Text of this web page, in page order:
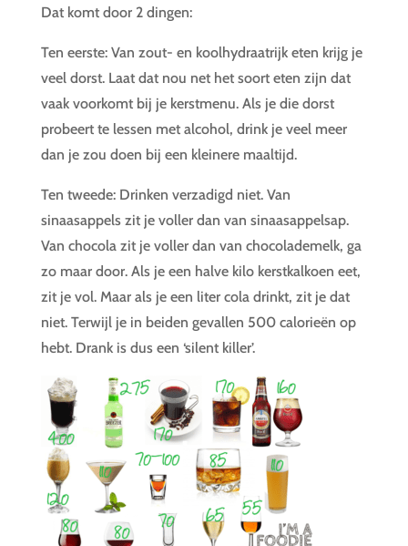
Dat komt door 2 dingen:
Ten eerste: Van zout- en koolhydraatrijk eten krijg je
veel dorst. Laat dat nou net het soort eten zijn dat
vaak voorkomt bij je kerstmenu. Als je die dorst
probeert te lessen met alcohol, drink je veel meer
dan je zou doen bij een kleinere maaltijd.
Ten tweede: Drinken verzadigd niet. Van
sinaasappels zit je voller dan van sinaasappelsap.
Van chocola zit je voller dan van chocolademelk, ga
zo maar door. Als je een halve kilo kerstkalkoen eet,
zit je vol. Maar als je een liter cola drinkt, zit je dat
niet. Terwijl je in beiden gevallen 500 calorieën op
hebt. Drank is dus een ‘silent killer’.